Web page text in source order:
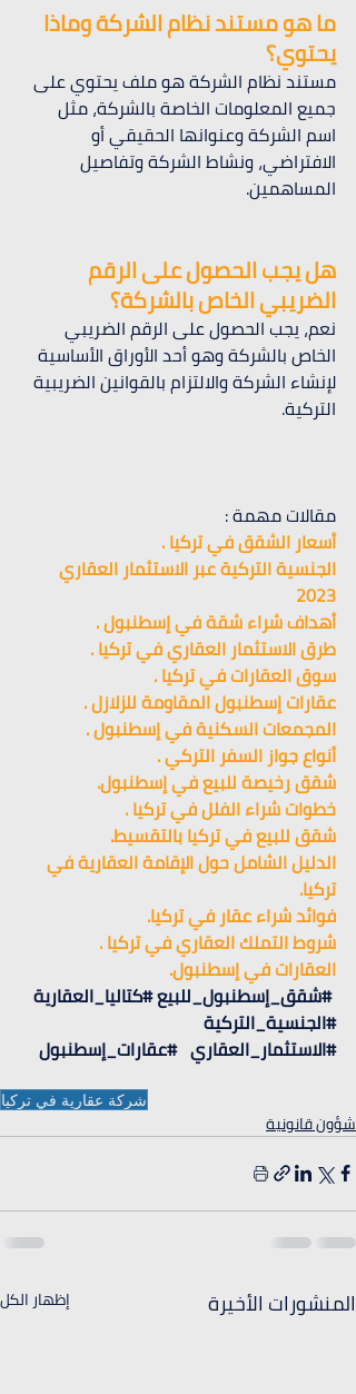
ما هو مستند نظام الشركة وماذا
يحتوي؟
مستند نظام الشركة هو ملف يحتوي على
جميع المعلومات الخاصة بالشركة، مثل
اسم الشركة وعنوانها الحقيقي أو
الافتراضي، ونشاط الشركة وتفاصيل
المساهمين.
هل يجب الحصول على الرقم
الضريبي الخاص بالشركة؟
نعم، يجب الحصول على الرقم الضريبي
الخاص بالشركة وهو أحد الأوراق الأساسية
لإنشاء الشركة والالتزام بالقوانين الضريبية
التركية.
مقالات مهمة :
أسعار الشقق في تركيا .
الجنسية التركية عبر الاستثمار العقاري
2023
أهداف شراء شقة في إسطنبول .
طرق الاستثمار العقاري في تركيا .
سوق العقارات في تركيا .
عقارات إسطنبول المقاومة للزلازل .
المجمعات السكنية في إسطنبول .
أنواع جواز السفر التركي .
شقق رخيصة للبيع في إسطنبول.
خطوات شراء الفلل في تركيا .
شقق للبيع في تركيا بالتقسيط.
الدليل الشامل حول الإقامة العقارية في
تركيا.
فوائد شراء عقار في تركيا.
شروط التملك العقاري في تركيا .
العقارات في إسطنبول.
#شقق_إسطنبول_للبيع#كتاليا_العقارية
#الجنسية_التركية
#الاستثمار_العقاري #عقارات_إسطنبول
شركة عقارية في تركيا
شؤون قانونية
المنشورات الأخيرة إظهار الكل